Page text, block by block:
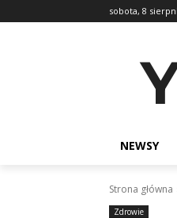
sobota, 8
NEWSY
Strona główna
Zdrowie